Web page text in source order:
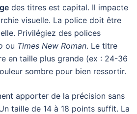
des titres est capital. Il impacte
visuelle. La police doit être
Privilégiez des polices
ou Times New Roman. Le titre
en taille plus grande (ex : 24-36
sombre pour bien ressortir.
apporter de la précision sans
taille de 14 à 18 points suffit. La